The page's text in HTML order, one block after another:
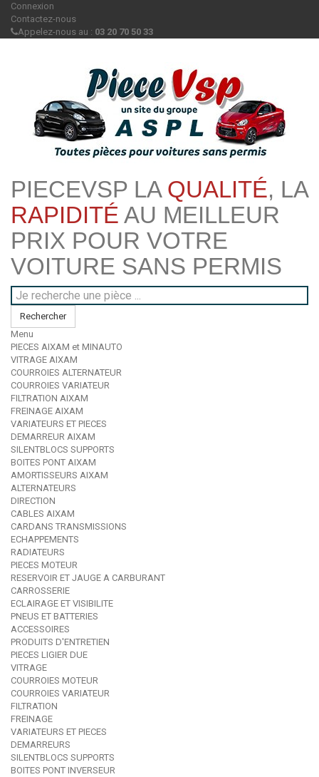
Connexion
Contactez-nous
Appelez-nous au : 03 20 70 50 33
PIECEVSP LA QUALITÉ, LA
RAPIDITÉ AU MEILLEUR
PRIX POUR VOTRE
VOITURE SANS PERMIS
Rechercher
Menu
PIECES AIXAM et MINAUTO
VITRAGE AIXAM
COURROIES ALTERNATEUR
COURROIES VARIATEUR
FILTRATION AIXAM
FREINAGE AIXAM
VARIATEURS ET PIECES
DEMARREUR AIXAM
SILENTBLOCS SUPPORTS
BOITES PONT AIXAM
AMORTISSEURS AIXAM
ALTERNATEURS
DIRECTION
CABLES AIXAM
CARDANS TRANSMISSIONS
ECHAPPEMENTS
RADIATEURS
PIECES MOTEUR
RESERVOIR ET JAUGE A CARBURANT
CARROSSERIE
ECLAIRAGE ET VISIBILITE
PNEUS ET BATTERIES
ACCESSOIRES
PRODUITS D'ENTRETIEN
PIECES LIGIER DUE
VITRAGE
COURROIES MOTEUR
COURROIES VARIATEUR
FILTRATION
FREINAGE
VARIATEURS ET PIECES
DEMARREURS
SILENTBLOCS SUPPORTS
BOITES PONT INVERSEUR